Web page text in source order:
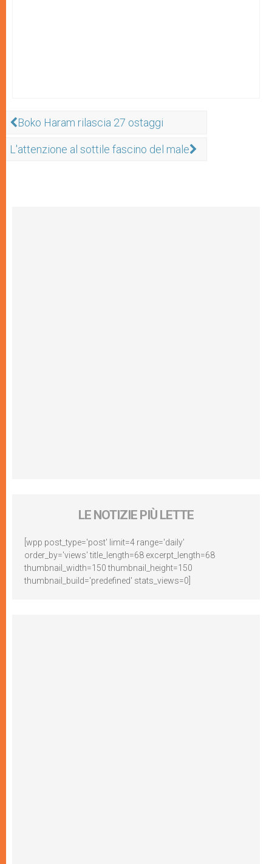
Boko Haram rilascia 27 ostaggi
L'attenzione al sottile fascino del male
LE NOTIZIE PIÙ LETTE
[wpp post_type='post' limit=4 range='daily'
order_by='views' title_length=68 excerpt_length=68
thumbnail_width=150 thumbnail_height=150
thumbnail_build='predefined' stats_views=0]